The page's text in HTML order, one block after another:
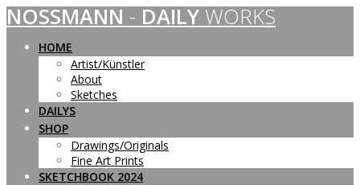
Skip
to
content
NOSSMANN - DAILY WORKS
HOME
Artist/Künstler
About
Sketches
DAILYS
SHOP
Drawings/Originals
Fine Art Prints
SKETCHBOOK 2024